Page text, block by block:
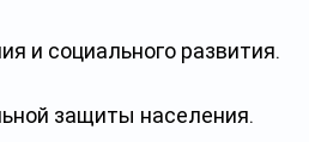
и социального развития.
защиты населения.